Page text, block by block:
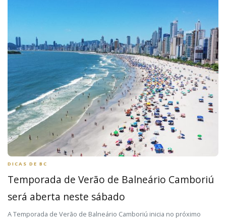
DICAS DE BC
Temporada de Verão de Balneário Camboriú
será aberta neste sábado
A Temporada de Verão de Balneário Camboriú inicia no próximo